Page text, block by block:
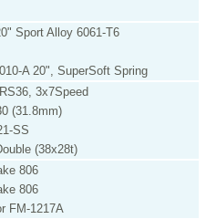
Sport Alloy 6061-T6
A 20", SuperSoft Spring
3x7Speed
(31.8mm)
SS
(38x28t)
806
806
FM-1217A